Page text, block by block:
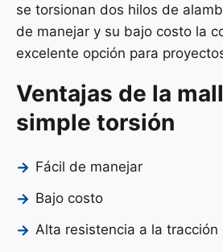
se torsionan dos hilos de
de manejar y su bajo costo la
excelente opción para
Ventajas de la
simple torsión
Fácil de manejar
Bajo costo
Alta resistencia a la tracción